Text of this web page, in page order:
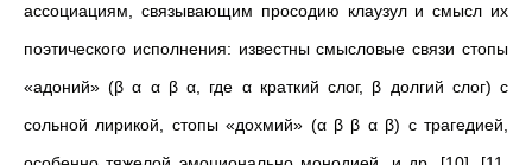
ассоциациям, связывающим просодию клаузул и смысл их
поэтического исполнения: известны смысловые связи стопы
«адоний» (β α α β α, где α краткий слог, β долгий слог) с
сольной лирикой, стопы «дохмий» (α β β α β) с трагедией,